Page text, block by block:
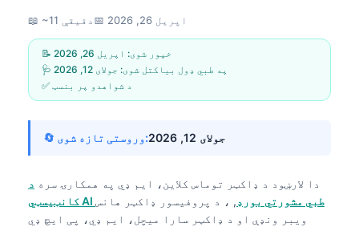
📖 ~11 دقیقې📅 اپریل 26, 2026
📝 خپور شوی: اپریل 26, 2026
🩺 په طبي ډول بیاکتل شوی: جولای 12, 2026
✅ د شواهدو پر بنسټ
🔄 وروستی تازه شوی: جولای 12, 2026
دا لارښود د ډاکټر توماس کلاین، ایم ډي په همکارۍ سره د
کانټیسټي AI طبي مشورتي بورډ, ، د پروفیسور ډاکټر هانس
ویبر ونډې او د ډاکټر سارا میچل، ایم ډي، پی ایچ ډي